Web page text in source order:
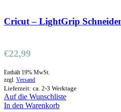
Cricut – LightGrip
€22,99
Enthält 19% MwSt.
zzgl. Versand
Lieferzeit: ca. 2-3 Werktage
Auf die Wunschliste
In den Warenkorb